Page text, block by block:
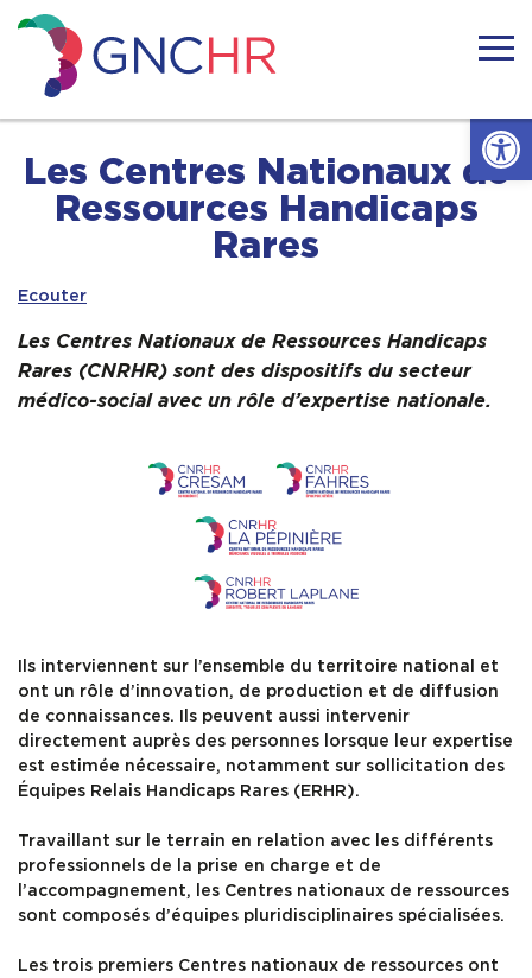
Ouvrir
to
content
GNCHR
Accueil
Actualités
Nous connaitre
Handicaps rares
Les Centres Nationaux de
Ressources Handicaps
Rares
Ecouter
Les Centres Nationaux de Ressources Handicaps
Rares (CNRHR) sont des dispositifs du secteur
médico-social avec un rôle d’expertise nationale.
Ils interviennent sur l’ensemble du territoire national et
ont un rôle d’innovation, de production et de diffusion
de connaissances. Ils peuvent aussi intervenir
directement auprès des personnes lorsque leur expertise
est estimée nécessaire, notamment sur sollicitation des
Équipes Relais Handicaps Rares (ERHR).
Travaillant sur le terrain en relation avec les différents
professionnels de la prise en charge et de
l’accompagnement, les Centres nationaux de ressources
sont composés d’équipes pluridisciplinaires spécialisées.
Les trois premiers Centres nationaux de ressources ont